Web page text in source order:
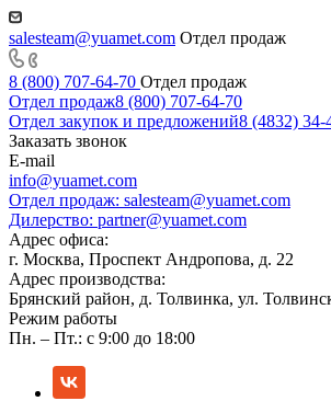
salesteam@yuamet.com Отдел продаж
8 (800) 707-64-70 Отдел продаж
Отдел продаж8 (800) 707-64-70
Отдел закупок и предложений8 (4832) 34-
Заказать звонок
E-mail
info@yuamet.com
Отдел продаж: salesteam@yuamet.com
Дилерство: partner@yuamet.com
Адрес офиса:
г. Москва, Проспект Андропова, д. 22
Адрес производства:
Брянский район, д. Толвинка, ул.
Режим работы
Пн. – Пт.: с 9:00 до 18:00